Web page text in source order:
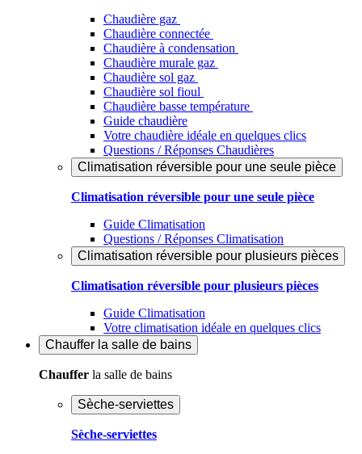
Chaudière gaz
Chaudière connectée
Chaudière à condensation
Chaudière murale gaz
Chaudière sol gaz
Chaudière sol fioul
Chaudière basse température
Guide chaudière
Votre chaudière idéale en quelques clics
Questions / Réponses Chaudières
Climatisation réversible pour une seule pièce
Climatisation réversible pour une seule pièce
Guide Climatisation
Questions / Réponses Climatisation
Climatisation réversible pour plusieurs pièces
Climatisation réversible pour plusieurs pièces
Guide Climatisation
Votre climatisation idéale en quelques clics
Chauffer la salle de bains
Chauffer la salle de bains
Sèche-serviettes
Sèche-serviettes